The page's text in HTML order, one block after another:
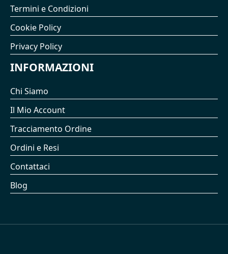
Termini e Condizioni
Cookie Policy
Privacy Policy
INFORMAZIONI
Chi Siamo
Il Mio Account
Tracciamento Ordine
Ordini e Resi
Contattaci
Blog